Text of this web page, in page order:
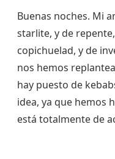
Buenas noches. Mi
starlite, y de
copichuelad, y de
nos hemos
hay puesto de
idea, ya que hemos
está totalmente de